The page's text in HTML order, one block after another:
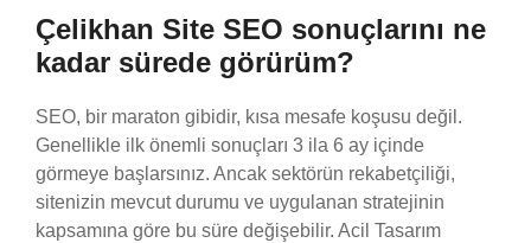
Çelikhan Site SEO sonuçlarını ne
kadar sürede görürüm?
SEO, bir maraton gibidir, kısa mesafe koşusu değil.
Genellikle ilk önemli sonuçları 3 ila 6 ay içinde
görmeye başlarsınız. Ancak sektörün rekabetçiliği,
sitenizin mevcut durumu ve uygulanan stratejinin
kapsamına göre bu süre değişebilir. Acil Tasarım